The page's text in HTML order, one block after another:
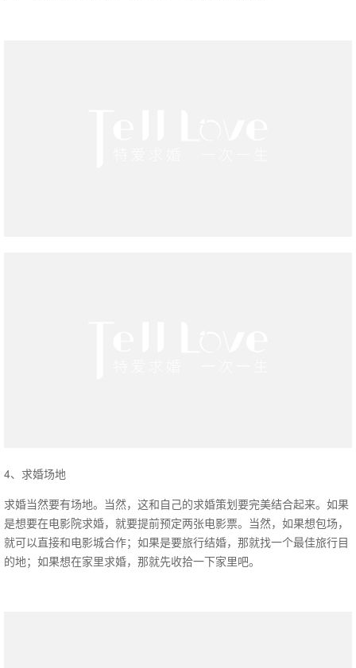
4、求婚场地
求婚当然要有场地。当然，这和自己的求婚策划要完美结合起来。如果
是想要在电影院求婚，就要提前预定两张电影票。当然，如果想包场，
就可以直接和电影城合作；如果是要旅行结婚，那就找一个最佳旅行目
的地；如果想在家里求婚，那就先收拾一下家里吧。